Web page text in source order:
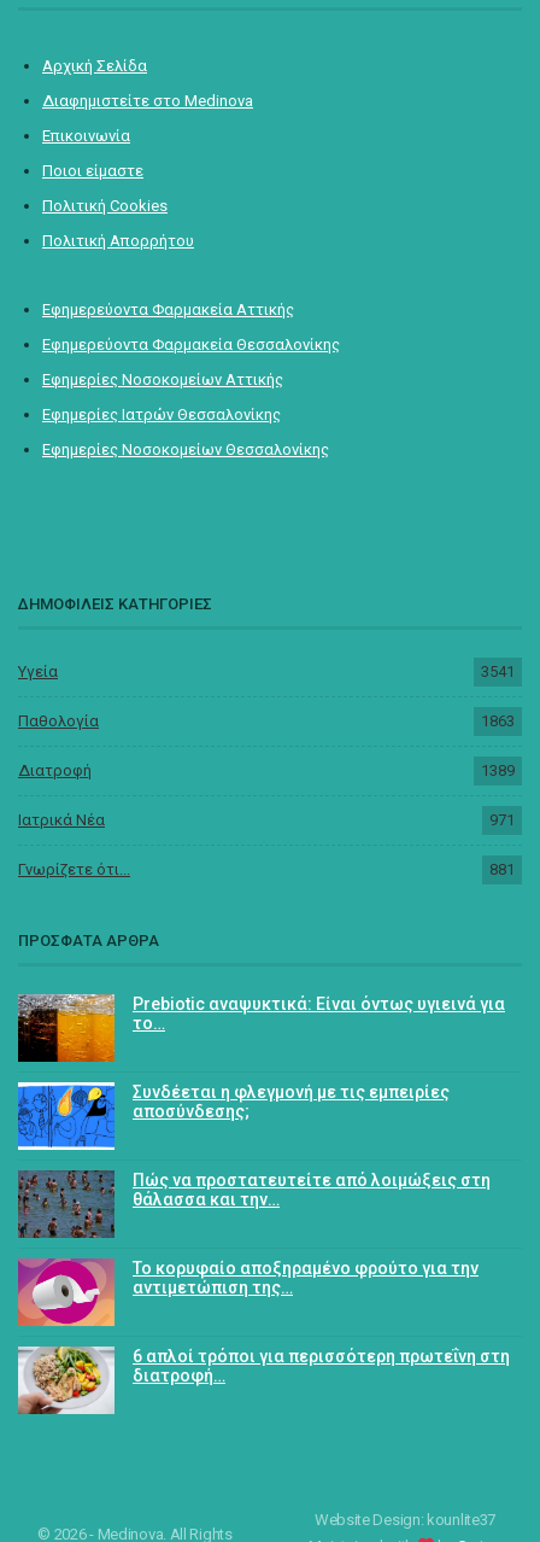
Αρχική Σελίδα
Διαφημιστείτε στο Medinova
Επικοινωνία
Ποιοι είμαστε
Πολιτική Cookies
Πολιτική Απορρήτου
Εφημερεύοντα Φαρμακεία Αττικής
Εφημερεύοντα Φαρμακεία Θεσσαλονίκης
Εφημερίες Νοσοκομείων Αττικής
Εφημερίες Ιατρών Θεσσαλονίκης
Εφημερίες Νοσοκομείων Θεσσαλονίκης
ΔΗΜΟΦΙΛΕΙΣ ΚΑΤΗΓΟΡΙΕΣ
Υγεία 3541
Παθολογία 1863
Διατροφή 1389
Ιατρικά Νέα 971
Γνωρίζετε ότι... 881
ΠΡΟΣΦΑΤΑ ΑΡΘΡΑ
Prebiotic αναψυκτικά: Είναι όντως υγιεινά για
το…
Συνδέεται η φλεγμονή με τις εμπειρίες
αποσύνδεσης;
Πώς να προστατευτείτε από λοιμώξεις στη
θάλασσα και την…
Το κορυφαίο αποξηραμένο φρούτο για την
αντιμετώπιση της…
6 απλοί τρόποι για περισσότερη πρωτεΐνη στη
διατροφή…
© 2026 - Medinova. All Rights
Website Design: kounlite37